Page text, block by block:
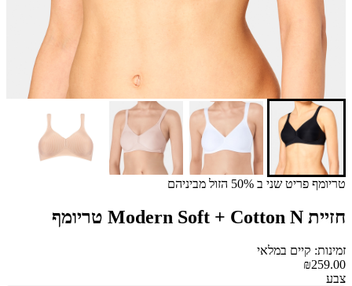
טריומף פריט שני ב 50% הזול מביניהם
חזיית Modern Soft + Cotton N טריומף
זמינות: קיים במלאי
₪259.00
צבע